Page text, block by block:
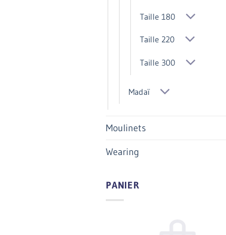
Taille 180
Taille 220
Taille 300
Madaï
Moulinets
Wearing
PANIER